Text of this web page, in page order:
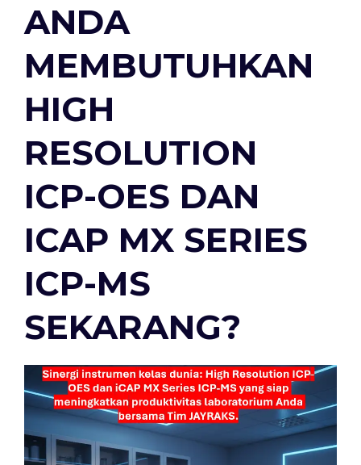
ANDA
MEMBUTUHKAN
HIGH
RESOLUTION
ICP-OES DAN
ICAP MX SERIES
ICP-MS
SEKARANG?